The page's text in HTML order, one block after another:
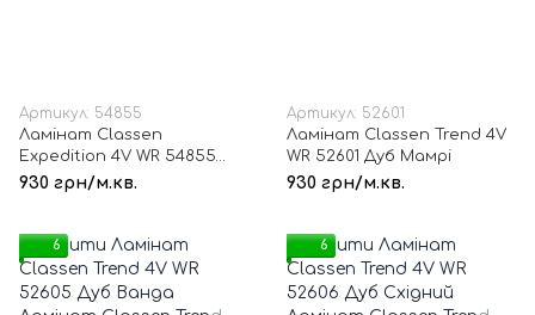
Артикул: 54855
Ламінат Classen
Expedition 4V WR 54855
Дуб Лугано
930 грн/м.кв.
Артикул: 52601
Ламінат Classen Trend 4V
WR 52601 Дуб Мамрі
930 грн/м.кв.
6 6